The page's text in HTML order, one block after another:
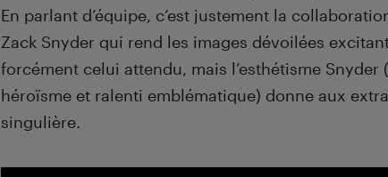
En parlant d’équipe, c’est justement la
Zack Snyder qui rend les images dévoilées
forcément celui attendu, mais l’esthétisme Snyder
héroïsme et ralenti emblématique) donne aux
singulière.